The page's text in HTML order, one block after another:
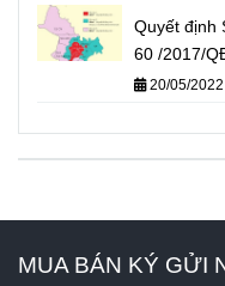
đo địa
Quyết định
60 /2017/
UBND Quy
tối thiểu
tách thửa
Minh
20/05/2022
MUA BÁN KÝ GỬI